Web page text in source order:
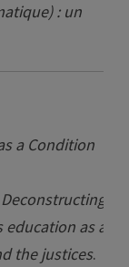
: un
a Condition
Deconstructing
as a
the justices.